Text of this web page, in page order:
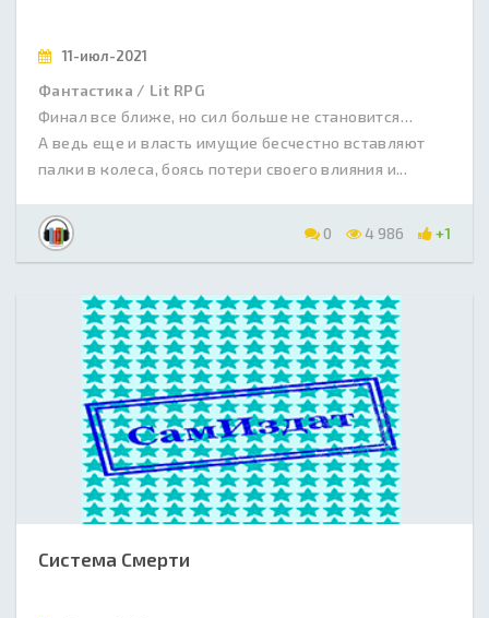
11-июл-2021
Фантастика / Lit RPG
Финал все ближе, но сил больше не становится…
А ведь еще и власть имущие бесчестно вставляют
палки в колеса, боясь потери своего влияния и...
0 4 986 +1
Система Смерти